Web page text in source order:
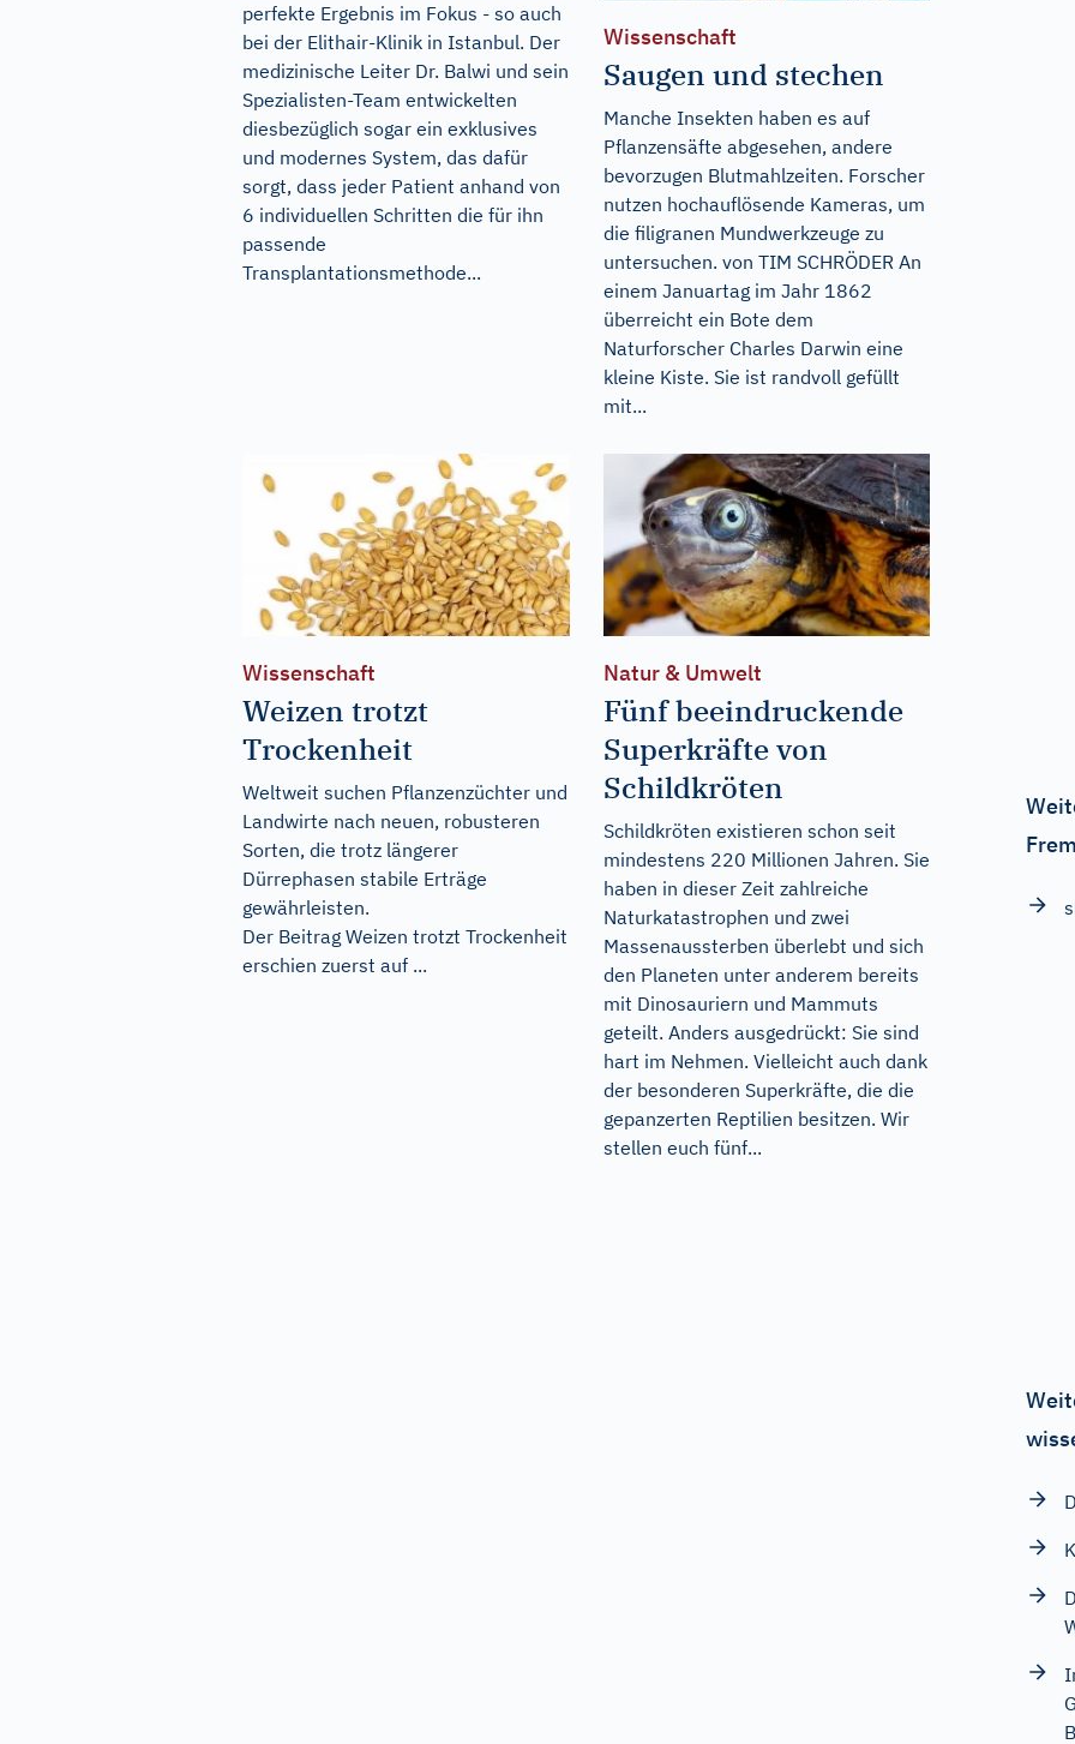
perfekte Ergebnis im Fokus - so auch
bei der Elithair-Klinik in Istanbul. Der
medizinische Leiter Dr. Balwi und sein
Spezialisten-Team entwickelten
diesbezüglich sogar ein exklusives
und modernes System, das dafür
sorgt, dass jeder Patient anhand von
6 individuellen Schritten die für ihn
passende
Transplantationsmethode...
Wissenschaft
Saugen und stechen
Manche Insekten haben es auf
Pflanzensäfte abgesehen, andere
bevorzugen Blutmahlzeiten. Forscher
nutzen hochauflösende Kameras, um
die filigranen Mundwerkzeuge zu
untersuchen. von TIM SCHRÖDER An
einem Januartag im Jahr 1862
überreicht ein Bote dem
Naturforscher Charles Darwin eine
kleine Kiste. Sie ist randvoll gefüllt
mit...
Wissenschaft
Weizen trotzt
Trockenheit
Weltweit suchen Pflanzenzüchter und
Landwirte nach neuen, robusteren
Sorten, die trotz längerer
Dürrephasen stabile Erträge
gewährleisten.
Der Beitrag Weizen trotzt Trockenheit
erschien zuerst auf ...
Natur & Umwelt
Fünf beeindruckende
Superkräfte von
Schildkröten
Schildkröten existieren schon seit
mindestens 220 Millionen Jahren. Sie
haben in dieser Zeit zahlreiche
Naturkatastrophen und zwei
Massenaussterben überlebt und sich
den Planeten unter anderem bereits
mit Dinosauriern und Mammuts
geteilt. Anders ausgedrückt: Sie sind
hart im Nehmen. Vielleicht auch dank
der besonderen Superkräfte, die die
gepanzerten Reptilien besitzen. Wir
stellen euch fünf...